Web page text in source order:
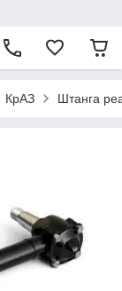
КрАЗ Штанга